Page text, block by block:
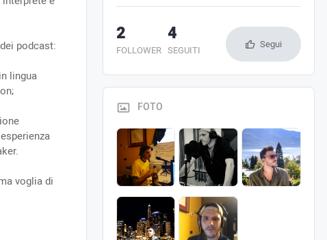
podcast:
lingua
voglia di
FOLLOWER
2
SEGUITI
4 Segui
FOTO